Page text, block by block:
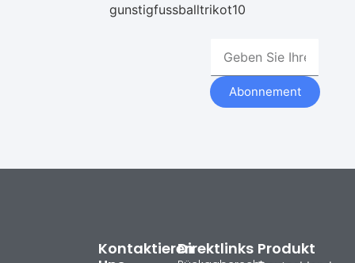
gunstigfussballtrikot10
Abonnement
Produkt
Direktlinks
Kontaktieren